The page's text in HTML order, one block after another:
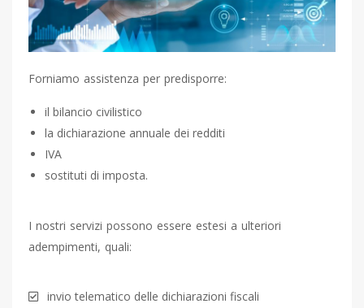
Forniamo assistenza per predisporre:
il bilancio civilistico
la dichiarazione annuale dei redditi
IVA
sostituti di imposta.
I nostri servizi possono essere estesi a ulteriori
adempimenti, quali:
invio telematico delle dichiarazioni fiscali